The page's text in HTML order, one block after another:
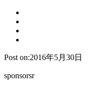
Post on:2016年5月30日
sponsorsr